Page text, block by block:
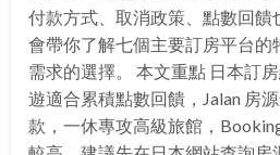
付款方式、取消政策、點數回饋
會帶你了解七個主要訂房平台的
需求的選擇。 本文重點 日本訂
遊適合累積點數回饋，Jalan 房
款，一休專攻高級旅館，